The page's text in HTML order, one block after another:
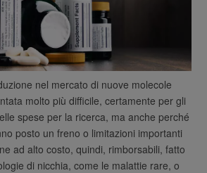
nel mercato di nuove molecole
molto più difficile, certamente per gli
spese per la ricerca, ma anche perché
posto un freno o limitazioni importanti
ad alto costo, quindi, rimborsabili, fatto
di nicchia, come le malattie rare, o